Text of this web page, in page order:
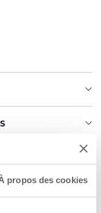
propos des cookies